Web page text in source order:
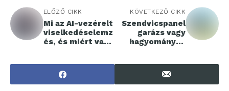
ELŐZŐ CIKK
Mi az AI-vezérelt
viselkedéselemz
és, és miért van
vállalatnak?
KÖVETKEZŐ CIKK
Szendvicspanel
garázs vagy
hagyományos
jövője